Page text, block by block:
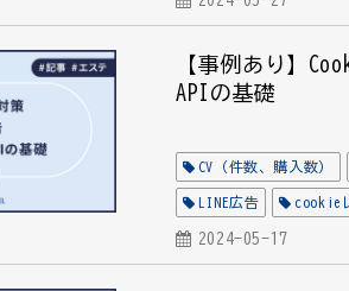
【事例あり】
APIの基礎
CV（件数、購入数）
LINE広告 cookie
2024-05-17